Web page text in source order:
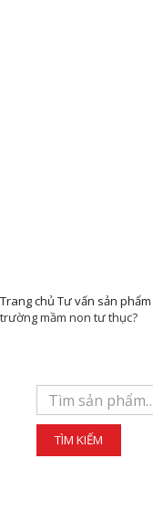
Trang chủ Tư vấn sản phẩm
trường mầm non tư thục?